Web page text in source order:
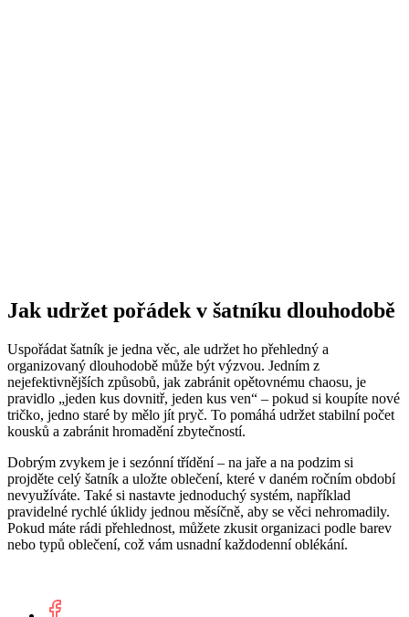
Jak udržet pořádek v šatníku dlouhodobě
Uspořádat šatník je jedna věc, ale udržet ho přehledný a
organizovaný dlouhodobě může být výzvou. Jedním z
nejefektivnějších způsobů, jak zabránit opětovnému chaosu, je
pravidlo „jeden kus dovnitř, jeden kus ven“ – pokud si koupíte nové
tričko, jedno staré by mělo jít pryč. To pomáhá udržet stabilní počet
kousků a zabránit hromadění zbytečností.
Dobrým zvykem je i sezónní třídění – na jaře a na podzim si
projděte celý šatník a uložte oblečení, které v daném ročním období
nevyužíváte. Také si nastavte jednoduchý systém, například
pravidelné rychlé úklidy jednou měsíčně, aby se věci nehromadily.
Pokud máte rádi přehlednost, můžete zkusit organizaci podle barev
nebo typů oblečení, což vám usnadní každodenní oblékání.